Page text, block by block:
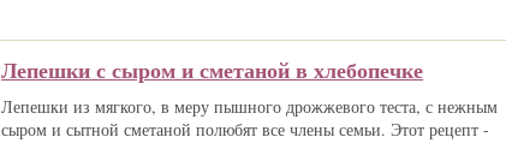
Лепешки с сыром и сметаной в хлебопечке
Лепешки из мягкого, в меру пышного дрожжевого теста, с нежным
сыром и сытной сметаной полюбят все члены семьи. Этот рецепт -